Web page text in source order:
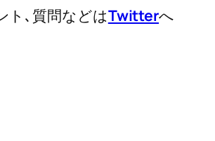
ト､質問などはTwitterへ